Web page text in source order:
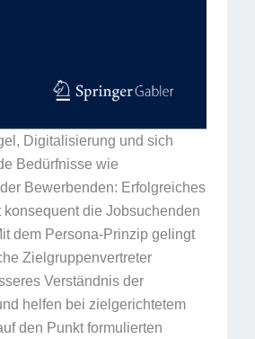
Digitalisierung und sich
Bedürfnisse wie
Bewerbenden: Erfolgreiches
konsequent die Jobsuchenden
dem Persona-Prinzip gelingt
Zielgruppenvertreter
Verständnis der
helfen bei zielgerichtetem
den Punkt formulierten